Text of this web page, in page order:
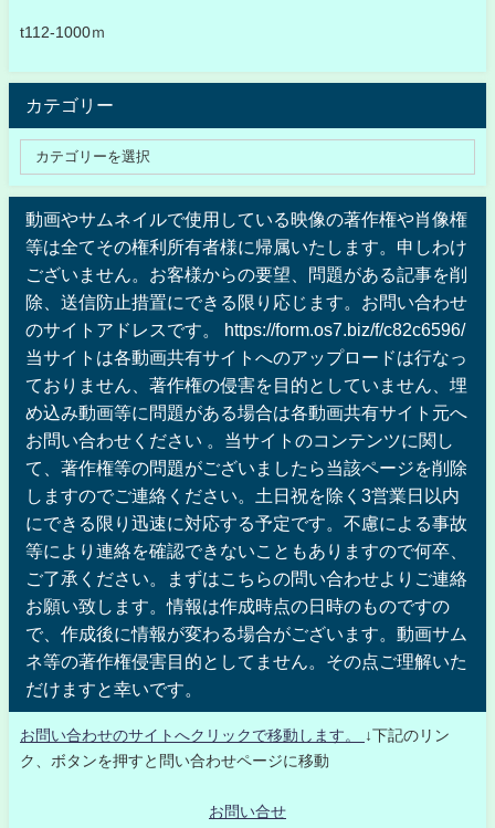
t112-1000ｍ
カテゴリー
動画やサムネイルで使用している映像の著作権や肖像権
等は全てその権利所有者様に帰属いたします。申しわけ
ございません。お客様からの要望、問題がある記事を削
除、送信防止措置にできる限り応じます。お問い合わせ
のサイトアドレスです。 https://form.os7.biz/f/c82c6596/
当サイトは各動画共有サイトへのアップロードは行なっ
ておりません、著作権の侵害を目的としていません、埋
め込み動画等に問題がある場合は各動画共有サイト元へ
お問い合わせください 。当サイトのコンテンツに関し
て、著作権等の問題がございましたら当該ページを削除
しますのでご連絡ください。土日祝を除く3営業日以内
にできる限り迅速に対応する予定です。不慮による事故
等により連絡を確認できないこともありますので何卒、
ご了承ください。まずはこちらの問い合わせよりご連絡
お願い致します。情報は作成時点の日時のものですの
で、作成後に情報が変わる場合がございます。動画サム
ネ等の著作権侵害目的としてません。その点ご理解いた
だけますと幸いです。
お問い合わせのサイトへクリックで移動します。
↓下記のリン
ク、ボタンを押すと問い合わせページに移動
お問い合せ